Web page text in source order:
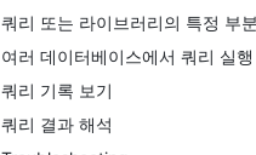
쿼리 또는 라이브러리의 특정 부
여러 데이터베이스에서 쿼리 실행
쿼리 기록 보기
쿼리 결과 해석